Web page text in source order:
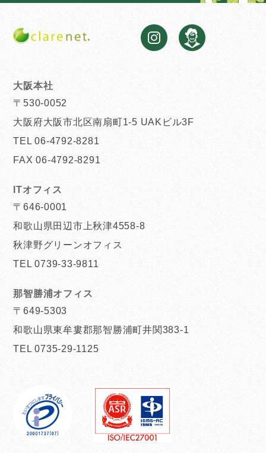
大阪本社
〒530-0052
大阪府大阪市北区南扇町1-5 UAKビル3F
TEL 06-4792-8281
FAX 06-4792-8291
ITオフィス
〒646-0001
和歌山県田辺市上秋津4558-8
秋津野グリーンオフィス
TEL 0739-33-9811
那智勝浦オフィス
〒649-5303
和歌山県東牟婁郡那智勝浦町井関383-1
TEL 0735-29-1125